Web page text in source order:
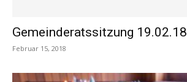
Gemeinderatssitzung 19.02.18
Februar 15, 2018